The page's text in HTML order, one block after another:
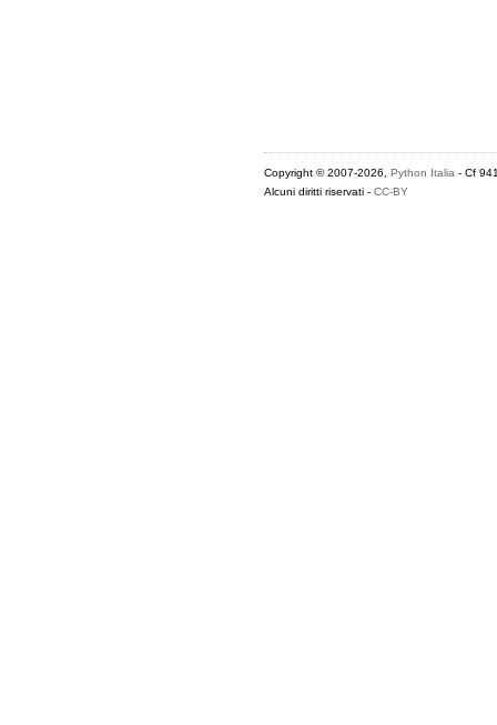
Copyright © 2007-2026, Python Italia - Cf
Alcuni diritti riservati - CC-BY